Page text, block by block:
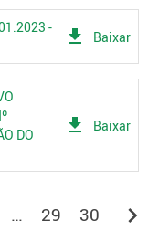
-
get_app Baixar
DO
get_app Baixar
… 29 30 chevron_right